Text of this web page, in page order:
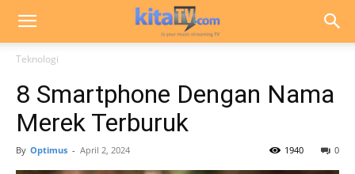
Teknologi
8 Smartphone Dengan Nama
Merek Terburuk
By Optimus - April 2, 2024 0
1940